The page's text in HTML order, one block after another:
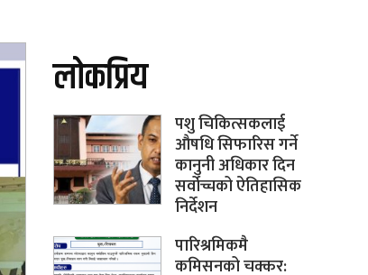
लोकप्रिय
पशु चिकित्सकलाई
औषधि सिफारिस गर्ने
कानुनी अधिकार दिन
सर्वोच्चको ऐतिहासिक
निर्देशन
पारिश्रमिकमै
कमिसनको चक्कर: